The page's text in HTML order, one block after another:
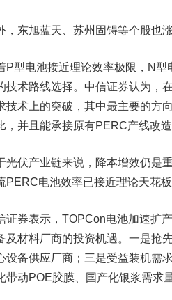
东旭蓝天 苏州固锝等个股也涨
电池接近理论效率极限，N型
技术路线选择。 中信证券认为，
技术上的突破，其中最主要的方
，并且能承接原有PERC产线改造
产业链来说，降本增效仍是重
PERC电池效率已接近理论天花
表示，TOPCon电池加速扩产
及材料厂商的投资机遇。一是抢
设备供应厂商；三是受益装机需
带动POE胶膜、国产化银浆需求